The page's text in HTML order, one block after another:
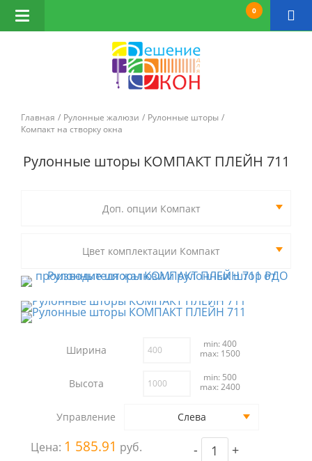
0
Открыть
навигацию
Главная Рулонные жалюзи
Рулонные шторы
Компакт на створку окна
Рулонные шторы КОМПАКТ ПЛЕЙН 711
Доп. опции Компакт
Цвет комплектации Компакт
Ширина
min: 400
max: 1500
Высота
min: 500
max: 2400
Управление Слева
Цена: 1 585.91 руб. - +